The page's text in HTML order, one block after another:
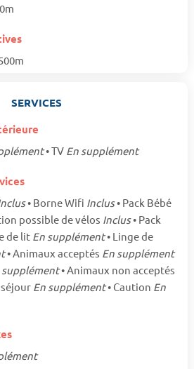
SERVICES
• TV En supplément
• Borne Wifi Inclus• Pack Bébé
possible de vélos Inclus• Pack
de lit En supplément• Linge de
• Animaux acceptés En supplément
supplément• Animaux non acceptés
En supplément• Caution En